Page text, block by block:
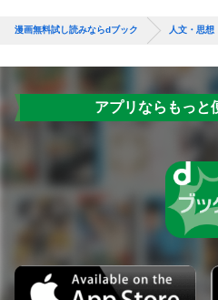
漫画無料試し読みならdブック 人文・思想
アプリならもっと